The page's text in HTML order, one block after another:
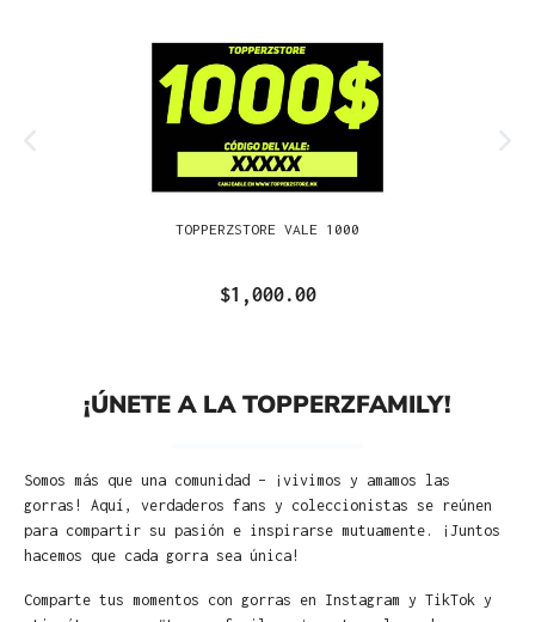
TOPPERZSTORE VALE 1000
$1,000.00
¡ÚNETE A LA TOPPERZFAMILY!
Somos más que una comunidad – ¡vivimos y amamos las
gorras! Aquí, verdaderos fans y coleccionistas se reúnen
para compartir su pasión e inspirarse mutuamente. ¡Juntos
hacemos que cada gorra sea única!
Comparte tus momentos con gorras en Instagram y TikTok y